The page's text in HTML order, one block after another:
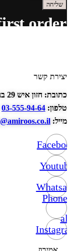
שליחה
order
יצירת קשר
כתובת: חזון איש 29 בני ברק
טלפון: 03-555-94-64
מייל:
Phone-
alt